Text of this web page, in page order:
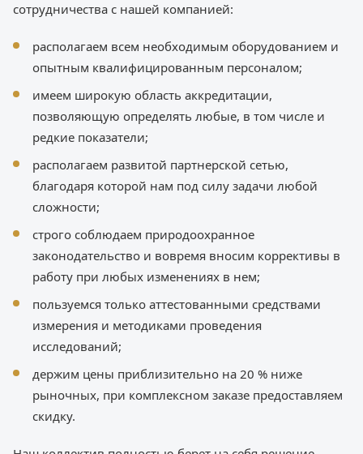
сотрудничества с нашей компанией:
располагаем всем необходимым оборудованием и
опытным квалифицированным персоналом;
имеем широкую область аккредитации,
позволяющую определять любые, в том числе и
редкие показатели;
располагаем развитой партнерской сетью,
благодаря которой нам под силу задачи любой
сложности;
строго соблюдаем природоохранное
законодательство и вовремя вносим коррективы в
работу при любых изменениях в нем;
пользуемся только аттестованными средствами
измерения и методиками проведения
исследований;
держим цены приблизительно на 20 % ниже
рыночных, при комплексном заказе предоставляем
скидку.